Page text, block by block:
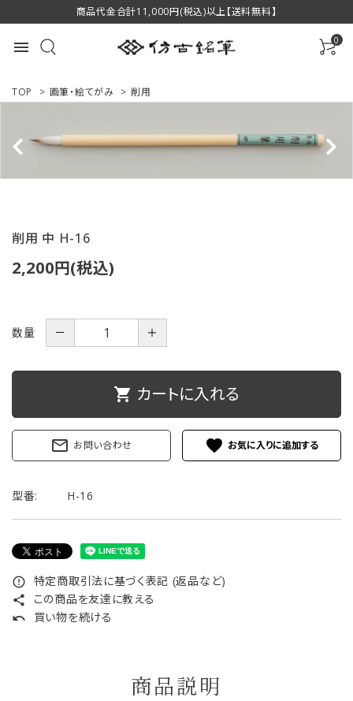
商品代金合計11,000円(税込)以上【送料無料】
menu 0
ACCOUNT MENU
私たちについて
ご利用ガイド
プライバシーポリシー
特定商取引法について
お問い合わせ
TOP > 画筆・絵てがみ > 削用
削用 中 H-16
2,200円(税込)
数量 － ＋
shopping_cart カートに入れる
mail_outline お問い合わせ favorite
型番: H-16
error_outline 特定商取引法に基づく表記 (返品など)
share この商品を友達に教える
undo 買い物を続ける
商品説明